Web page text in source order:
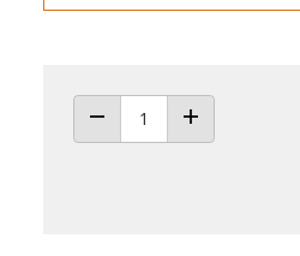
ANZAHL VERRINGERN
ANZAHL